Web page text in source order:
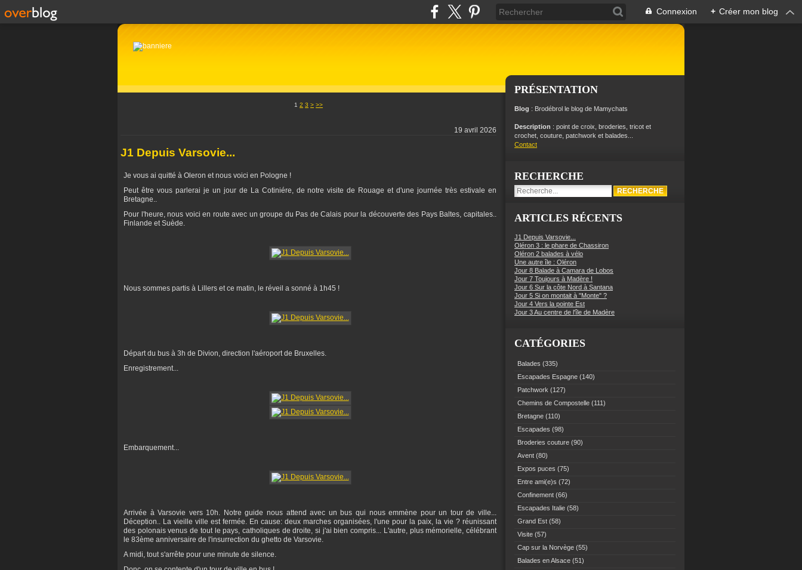
Connexion + Créer mon blog
1 2 3 > >>
19 avril 2026
J1 Depuis Varsovie...
Je vous ai quitté à Oleron et nous voici en Pologne !
Peut être vous parlerai je un jour de La Cotiniére, de notre visite de Rouage et d'une journée très estivale en
Bretagne..
Pour l'heure, nous voici en route avec un groupe du Pas de Calais pour la découverte des Pays Baltes, capitales..
Finlande et Suède.
Nous sommes partis à Lillers et ce matin, le réveil a sonné à 1h45 !
Départ du bus à 3h de Divion, direction l'aéroport de Bruxelles.
Enregistrement...
Embarquement...
Arrivée à Varsovie vers 10h. Notre guide nous attend avec un bus qui nous emmène pour un tour de ville...
Déception.. La vieille ville est fermée. En cause: deux marches organisées, l'une pour la paix, la vie ? réunissant
des polonais venus de tout le pays, catholiques de droite, si j'ai bien compris... L'autre, plus mémorielle, célébrant
le 83ème anniversaire de l'insurrection du ghetto de Varsovie.
A midi, tout s'arrête pour une minute de silence.
PRÉSENTATION
Blog : Brodébrol le blog de Mamychats
Description : point de croix, broderies, tricot et
crochet, couture, patchwork et balades...
Contact
RECHERCHE
ARTICLES RÉCENTS
J1 Depuis Varsovie...
Oléron 3 : le phare de Chassiron
Oléron 2 balades à vélo
Une autre île : Oléron
Jour 8 Balade à Camara de Lobos
Jour 7 Toujours à Madère !
Jour 6 Sur la côte Nord à Santana
Jour 5 Si on montait à "Monte" ?
Jour 4 Vers la pointe Est
Jour 3 Au centre de l'île de Madère
CATÉGORIES
Balades (335)
Escapades Espagne (140)
Patchwork (127)
Chemins de Compostelle (111)
Bretagne (110)
Escapades (98)
Broderies couture (90)
Avent (80)
Expos puces (75)
Entre ami(e)s (72)
Confinement (66)
Escapades Italie (58)
Grand Est (58)
Visite (57)
Cap sur la Norvège (55)
Balades en Alsace (51)